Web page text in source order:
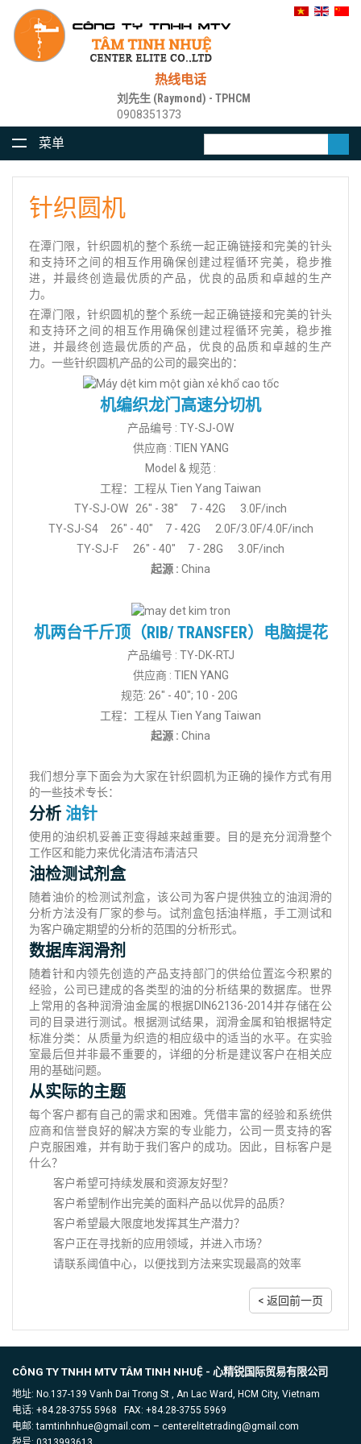
热线电话
刘先生 (Raymond) - TPHCM
0908351373
菜单
针织圆机
在潭门限，针织圆机的整个系统一起正确链接和完美的针头
和支持环之间的相互作用确保创建过程循环完美，稳步推
进，并最终创造最优质的产品，优良的品质和卓越的生产
力。
在潭门限，针织圆机的整个系统一起正确链接和完美的针头
和支持环之间的相互作用确保创建过程循环完美，稳步推
进，并最终创造最优质的产品，优良的品质和卓越的生产
力。一些针织圆机产品的公司的最突出的：
机编织龙门高速分切机
产品编号 : TY-SJ-OW
供应商 : TIEN YANG
Model & 规范 :
工程：工程从 Tien Yang Taiwan
TY-SJ-OW 26" - 38" 7 - 42G 3.0F/inch
TY-SJ-S4 26" - 40" 7 - 42G 2.0F/3.0F/4.0F/inch
TY-SJ-F 26" - 40" 7 - 28G 3.0F/inch
起源 : China
机两台千斤顶（RIB/ TRANSFER）电脑提花
产品编号 : TY-DK-RTJ
供应商 : TIEN YANG
规范: 26" - 40"; 10 - 20G
工程：工程从 Tien Yang Taiwan
起源 : China
我们想分享下面会为大家在针织圆机为正确的操作方式有用
的一些技术专长：
分析 油针
使用的油织机妥善正变得越来越重要。目的是充分润滑整个
工作区和能力来优化清洁布清洁只
油检测试剂盒
随着油价的检测试剂盒，该公司为客户提供独立的油润滑的
分析方法没有厂家的参与。试剂盒包括油样瓶，手工测试和
为客户确定期望的分析的范围的分析形式。
数据库润滑剂
随着针和内领先创造的产品支持部门的供给位置迄今积累的
经验，公司已建成的各类型的油的分析结果的数据库。世界
上常用的各种润滑油金属的根据DIN62136-2014并存储在公
司的目录进行测试。根据测试结果，润滑金属和铂根据特定
标准分类：从质量为织造的相应级中的适当的水平。在实验
室最后但并非最不重要的，详细的分析是建议客户在相关应
用的基础问题。
从实际的主题
每个客户都有自己的需求和困难。凭借丰富的经验和系统供
应商和信誉良好的解决方案的专业能力，公司一贯支持的客
户克服困难，并有助于我们客户的成功。因此，目标客户是
什么？
客户希望可持续发展和资源友好型？
客户希望制作出完美的面料产品以优异的品质？
客户希望最大限度地发挥其生产潜力？
客户正在寻找新的应用领域，并进入市场？
请联系阈值中心，以便找到方法来实现最高的效率
< 返回前一页
CÔNG TY TNHH MTV TÂM TINH NHUỆ - 心精锐国际贸易有限公司
地址: No.137-139 Vanh Dai Trong St , An Lac Ward, HCM City, Vietnam
电话: +84.28-3755 5968 FAX: +84.28-3755 5969
电邮: tamtinhnhue@gmail.com – centerelitetrading@gmail.com